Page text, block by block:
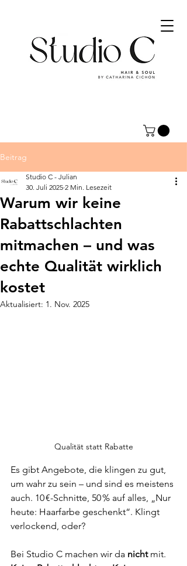
Beitrag
Warum wir keine
Rabattschlachten
mitmachen – und was
echte Qualität wirklich
kostet
Studio C - Julian
30. Juli 2025 2 Min. Lesezeit
Aktualisiert: 1. Nov. 2025
Qualität statt Rabatte
Es gibt Angebote, die klingen zu gut,
um wahr zu sein – und sind es meistens
auch. 10 €-Schnitte, 50 % auf alles, „Nur
heute: Haarfarbe geschenkt“. Klingt
verlockend, oder?
Bei Studio C machen wir da nicht mit.